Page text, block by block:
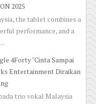
2025
the tablet combines a
performance, and a
4Forty "Cinta Sampai
Entertainment Diraikan
trio vokal Malaysia